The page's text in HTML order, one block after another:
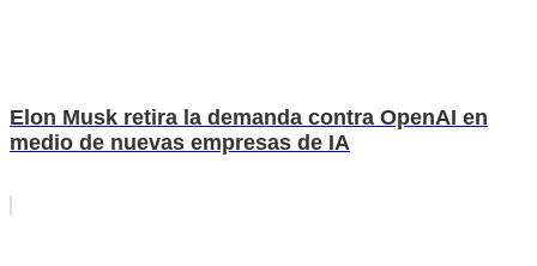
Elon Musk retira la demanda contra OpenAI en
medio de nuevas empresas de IA